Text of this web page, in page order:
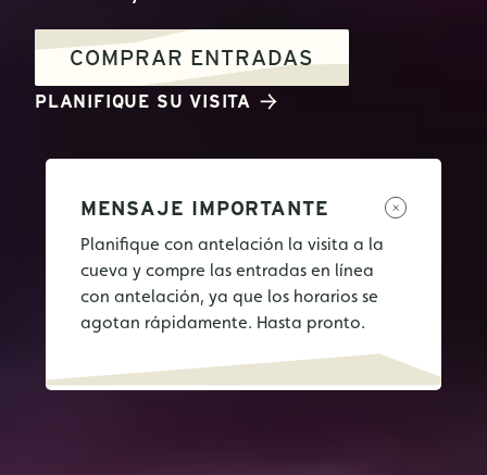
COMPRAR ENTRADAS
PLANIFIQUE SU VISITA
MENSAJE IMPORTANTE
Planifique con antelación la visita a la
cueva y compre las entradas en línea
con antelación, ya que los horarios se
agotan rápidamente. Hasta pronto.